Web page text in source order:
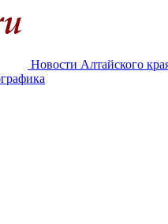
Новости Алтайского